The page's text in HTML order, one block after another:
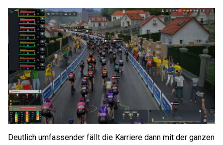
Deutlich umfassender fällt die Karriere dann mit der ganzen